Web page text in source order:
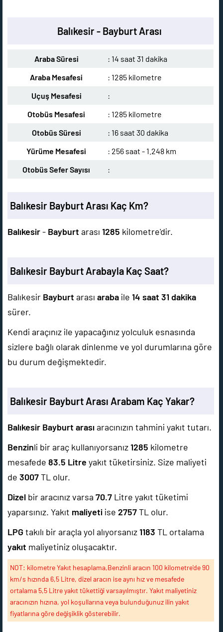
Balıkesir - Bayburt Arası
Araba Süresi
: 14 saat 31 dakika
Araba Mesafesi
: 1285 kilometre
Uçuş Mesafesi
:
Otobüs Mesafesi
: 1285 kilometre
Otobüs Süresi
: 16 saat 30 dakika
Yürüme Mesafesi
: 256 saat - 1.248 km
Otobüs Sefer Sayısı
:
Balıkesir Bayburt Arası Kaç Km?
Balıkesir- Bayburt arası 1285 kilometre'dir.
Balıkesir Bayburt Arabayla Kaç Saat?
Balıkesir Bayburt arası araba ile 14 saat 31 dakika
sürer.
Kendi araçınız ile yapacağınız yolculuk esnasında
sizlere bağlı olarak dinlenme ve yol durumlarına göre
bu durum değişmektedir.
Balıkesir Bayburt Arası Arabam Kaç Yakar?
Balıkesir Bayburt arasıaracınızın tahmini yakıt tutarı.
Benzinli bir araç kullanıyorsanız1285 kilometre
mesafede 83.5 Litre yakıt tüketirsiniz. Size maliyeti
de 3007TL olur.
Dizel bir aracınız varsa 70.7 Litre yakıt tüketimi
yaparsınız. Yakıt maliyeti ise 2757TL olur.
LPG takılı bir araçla yol alıyorsanız1183 TL ortalama
yakıt maliyetiniz oluşacaktır.
NOT: kilometre Yakıt hesaplama,Benzinli aracın 100 kilometre'de 90
km/s hızında 6,5 Litre, dizel aracın ise aynı hız ve mesafede
ortalama 5,5 Litre yakıt tükettiği varsayılmıştır. Yakıt maliyetiniz
aracınızın hızına, yol koşullarına veya bulunduğunuz ilin yakıt
fiyatlarına göre değişiklik gösterebilir.